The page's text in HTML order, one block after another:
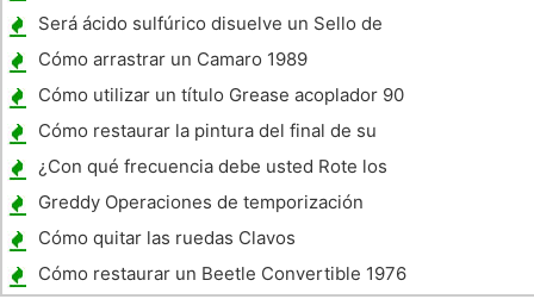
Especificaciones
Será ácido sulfúrico disuelve un Sello de
Silicona RTV?
Cómo arrastrar un Camaro 1989
Cómo utilizar un título Grease acoplador 90
Cómo restaurar la pintura del final de su
coche
¿Con qué frecuencia debe usted Rote los
neumáticos de coches
Greddy Operaciones de temporización
Turbo
Cómo quitar las ruedas Clavos
Cómo restaurar un Beetle Convertible 1976